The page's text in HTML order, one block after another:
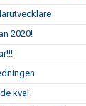
2020!
kval